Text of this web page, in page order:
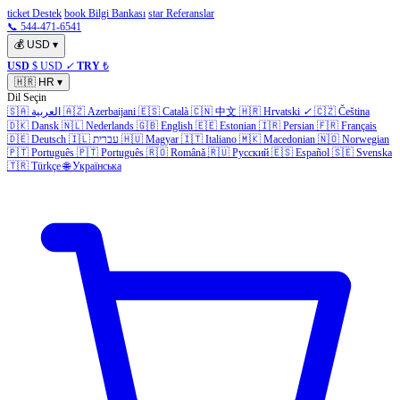
ticket Destek book Bilgi Bankası star Referanslar
📞 544-471-6541
💰 USD ▾
USD $ USD ✓ TRY ₺
🇭🇷 HR ▾
Dil Seçin
🇸🇦 العربية 🇦🇿 Azerbaijani 🇪🇸 Català 🇨🇳 中文 🇭🇷 Hrvatski ✓ 🇨🇿 Čeština
🇩🇰 Dansk 🇳🇱 Nederlands 🇬🇧 English 🇪🇪 Estonian 🇮🇷 Persian 🇫🇷 Français
🇩🇪 Deutsch 🇮🇱 עברית 🇭🇺 Magyar 🇮🇹 Italiano 🇲🇰 Macedonian 🇳🇴 Norwegian
🇵🇹 Português 🇵🇹 Português 🇷🇴 Română 🇷🇺 Русский 🇪🇸 Español 🇸🇪 Svenska
🇹🇷 Türkçe 🌐 Українська